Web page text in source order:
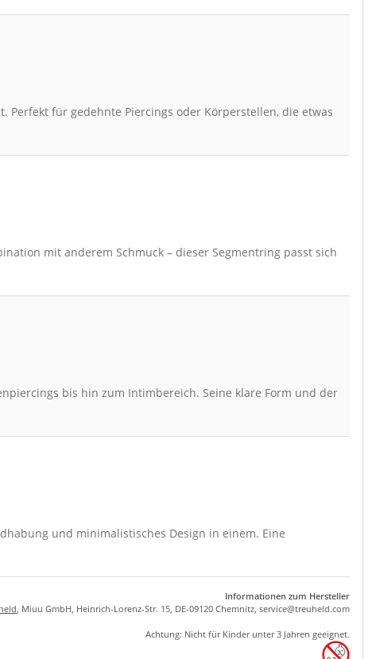
für gedehnte Piercings oder Körperstellen, die etwas
mit anderem Schmuck – dieser Segmentring passt sich
bis hin zum Intimbereich. Seine klare Form und der
und minimalistisches Design in einem. Eine
Informationen zum Hersteller
, Miuu GmbH, Heinrich-Lorenz-Str. 15, DE-09120 Chemnitz, service@treuheld.com
Achtung: Nicht für Kinder unter 3 Jahren geeignet.